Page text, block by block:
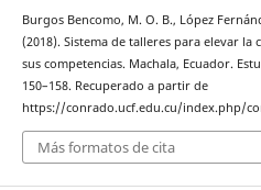
Burgos Bencomo, M. O. B., López
(2018). Sistema de talleres para elevar
sus competencias. Machala, Ecuador.
150–158. Recuperado a partir de
https://conrado.ucf.edu.cu/index.php/
Más formatos de cita